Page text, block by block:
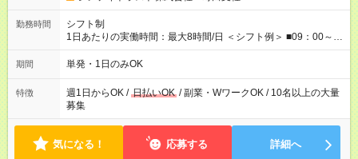
修費として合計30，000円支給 ＋交通費全額支給 ※規定あり
【試用期間】試用期間なし
勤務時間
シフト制
1日あたりの実働時間：最大8時間/日 ＜シフト例＞ ■09：00～
18：00 ■20：00～翌5：00 など！ 上記時間内で、 実働8時
間・休憩1時間／日
期間 単発・1日のみOK
特徴 週1日からOK / 日払いOK / 副業・WワークOK / 10名以上の大量
募集
気になる！ 応募する 詳細へ